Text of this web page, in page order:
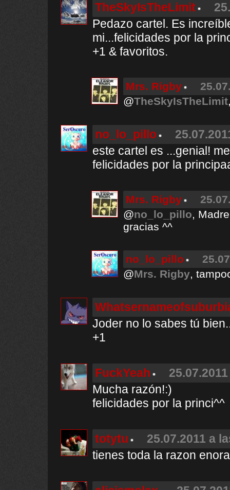
TheSkyIsTheLimit
Pedazo cartel. Es
mi...felicidades por la
+1 & favoritos.
Mrs. Rigby
@TheSkyIsTheLimit
no_lo_pillo
este cartel es ...genial!
felicidades por la
Mrs. Rigby
@no_lo_pillo,
gracias ^^
no_lo_pillo
@Mrs. Rigby,
Joder no lo sabes tú
+1
FuckYeah
Mucha razón!:)
felicidades por la princi^^
totytu
25.07.2011 a
tienes toda la razon